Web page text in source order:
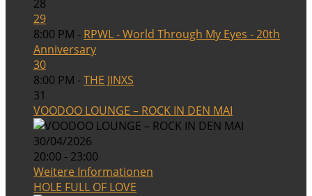
28
29
8:00 PM - RPWL - World Through My Eyes - 20th
Anniversary
30
8:00 PM -THE JINXS
31
VOODOO LOUNGE – ROCK IN DEN MAI
30/04/2026
20:00 - 23:00
Weitere Informationen
HOLE FULL OF LOVE